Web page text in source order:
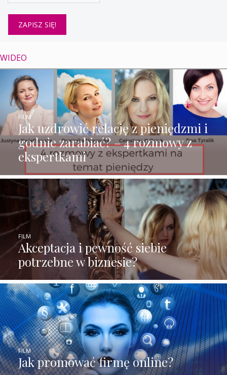
WIDEO
Jak uzdrowić relację z pieniędzmi i
godnie zarabiać? – 4 rozmowy z
ekspertkami
FILM
Akceptacja i pewność siebie
potrzebne w biznesie?
FILM
Jak promować firmę online?
FILM